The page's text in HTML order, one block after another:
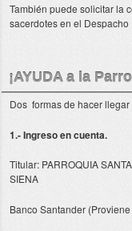
También puede solicitar la
sacerdotes en el Despacho
¡AYUDA a la
Dos formas de hacer
1.- Ingreso en cuenta.
Titular: PARROQUIA
SIENA
Banco Santander